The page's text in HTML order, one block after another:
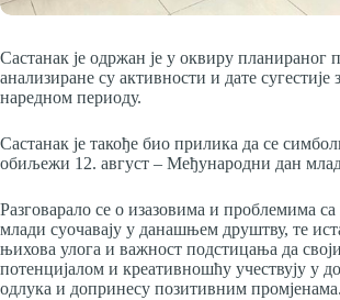
Састанак је одржан је у оквиру планираног
анализиране су активности и дате сугестије
наредном периоду.
Састанак је такође био прилика да се
обиљежи 12. август – Међународни дан
Разговарало се о изазовима и проблемима са
млади суочавају у данашњем друштву, те
њихова улога и важност подстицања да
потенцијалом и креативношћу учествују у
одлука и допринесу позитивним промјенама.